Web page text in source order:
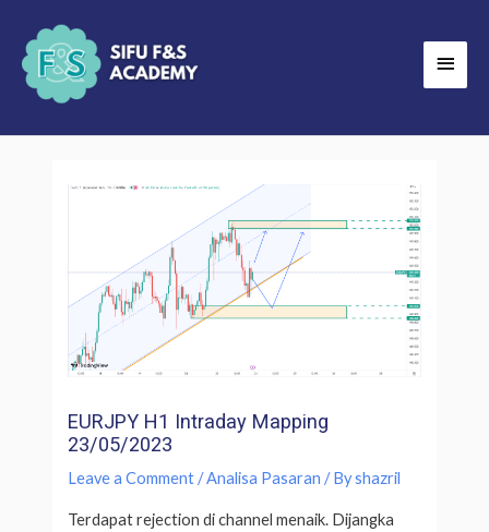
content
Menu
EURJPY H1 Intraday Mapping
23/05/2023
Leave a Comment /Analisa Pasaran / Byshazril
Terdapat rejection di channel menaik. Dijangka